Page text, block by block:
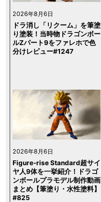
2026年8月6日
ドラ消し「リクーム」を筆塗
り塗装！当時物ドラゴンボー
ルZパート9をファレホで色
分けレビュー#1247
2026年8月6日
Figure-rise Standard超サイ
ヤ人9体を一挙紹介！ドラゴ
ンボールプラモデル制作動画
まとめ【筆塗り・水性塗料】
#825